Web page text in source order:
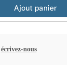
Ajout panier
écrivez-nous